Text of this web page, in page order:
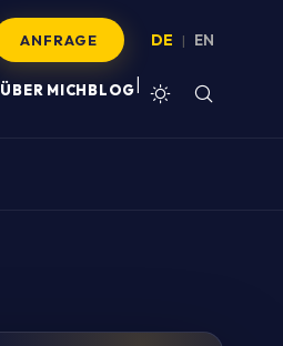
ANFRAGE DE | EN
ÜBER MICHBLOG